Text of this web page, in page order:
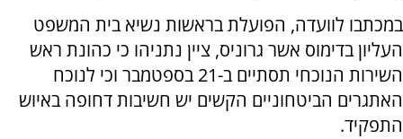
במכתבו לוועדה, הפועלת בראשות נשיא בית המשפט
העליון בדימוס אשר גרוניס, ציין נתניהו כי כהונת ראש
השירות הנוכחי תסתיים ב-21 בספטמבר וכי לנוכח
האתגרים הביטחוניים הקשים יש חשיבות דחופה באיוש
התפקיד.